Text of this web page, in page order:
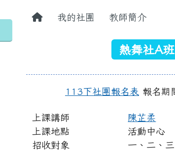
我的社團 教師簡介
熱舞社A班
113下社團報名表 報名期
上課講師
陳芷柔
上課地點
活動中心
招收對象
一、二、三